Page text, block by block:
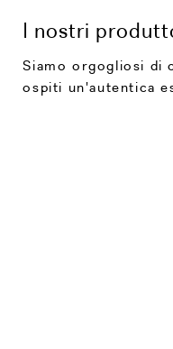
I nostri
Siamo orgogliosi di
ospiti un'autentica